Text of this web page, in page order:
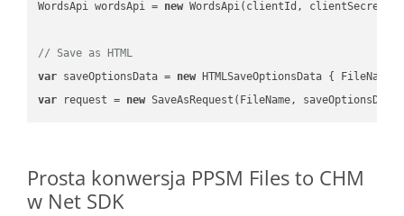
WordsApi wordsApi = new WordsApi(clientId, clientSecret);
// Save as HTML
var saveOptionsData = new HTMLSaveOptionsData { FileName
var request = new
Prosta konwersja PPSM Files to CHM
w Net SDK